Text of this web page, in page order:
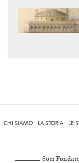
CHI SIAMO LA STORIA LE
Soci